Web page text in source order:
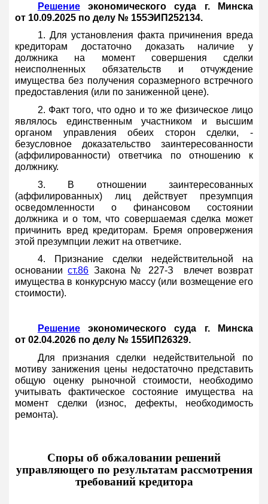
Решениеэкономического суда г. Минска
от 10.09.2025 по делу № 155ЭИП252134.
1. Для установления факта причинения вреда
кредиторам достаточно доказать наличие у
должника на момент совершения сделки
неисполненных обязательств и отчуждение
имущества без получения соразмерного встречного
предоставления (или по заниженной цене).
2. Факт того, что одно и то же физическое лицо
являлось единственным участником и высшим
органом управления обеих сторон сделки, -
безусловное доказательство заинтересованности
(аффилированности) ответчика по отношению к
должнику.
3. В отношении заинтересованных
(аффилированных) лиц действует презумпция
осведомленности о финансовом состоянии
должника и о том, что совершаемая сделка может
причинить вред кредиторам. Бремя опровержения
этой презумпции лежит на ответчике.
4. Признание сделки недействительной на
основаниист.86 Закона № 227-З влечет возврат
имущества в конкурсную массу (или возмещение его
стоимости).
Решениеэкономического суда г. Минска
от 02.04.2026 по делу № 155ИП26329.
Для признания сделки недействительной по
мотиву занижения цены недостаточно представить
общую оценку рыночной стоимости, необходимо
учитывать фактическое состояние имущества на
момент сделки (износ, дефекты, необходимость
ремонта).
Споры об обжаловании решений
управляющего по результатам рассмотрения
требований кредитора